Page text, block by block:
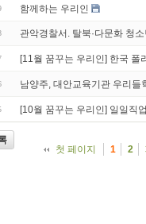
함께하는 우리인
관악경찰서. 탈북·다문화 청
[11월 꿈꾸는 우리인] 한국 폴
남양주, 대안교육기관 우리들
[10월 꿈꾸는 우리인] 일일직
첫 페이지
1 2